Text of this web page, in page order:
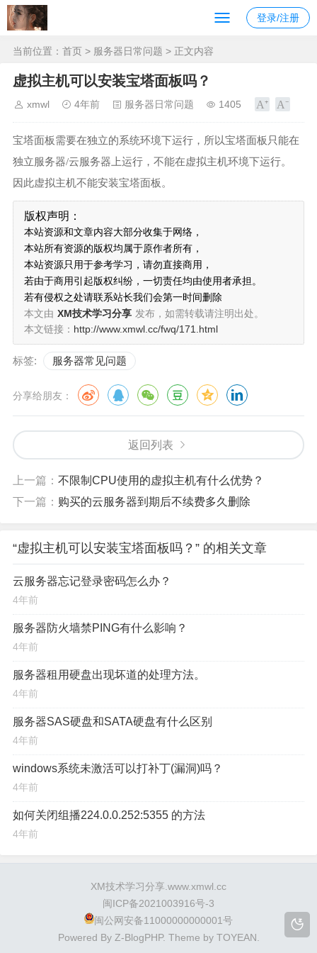
登录/注册
当前位置： 首页 > 服务器日常问题 > 正文内容
虚拟主机可以安装宝塔面板吗？
xmwl 4年前 服务器日常问题 1405
宝塔面板需要在独立的系统环境下运行，所以宝塔面板只能在
独立服务器/云服务器上运行，不能在虚拟主机环境下运行。
因此虚拟主机不能安装宝塔面板。
版权声明：
本站资源和文章内容大部分收集于网络，
本站所有资源的版权均属于原作者所有，
本站资源只用于参考学习，请勿直接商用，
若由于商用引起版权纠纷，一切责任均由使用者承担。
若有侵权之处请联系站长我们会第一时间删除
本文由 XM技术学习分享 发布，如需转载请注明出处。
本文链接： http://www.xmwl.cc/fwq/171.html
标签: 服务器常见问题
分享给朋友：
返回列表
上一篇： 不限制CPU使用的虚拟主机有什么优势？
下一篇： 购买的云服务器到期后不续费多久删除
“虚拟主机可以安装宝塔面板吗？” 的相关文章
云服务器忘记登录密码怎么办？
4年前
服务器防火墙禁PING有什么影响？
4年前
服务器租用硬盘出现坏道的处理方法。
4年前
服务器SAS硬盘和SATA硬盘有什么区别
4年前
windows系统未激活可以打补丁(漏洞)吗？
4年前
如何关闭组播224.0.0.252:5355 的方法
4年前
XM技术学习分享.www.xmwl.cc
闽ICP备2021003916号-3
闽公网安备11000000000001号
Powered By Z-BlogPHP. Theme by TOYEAN